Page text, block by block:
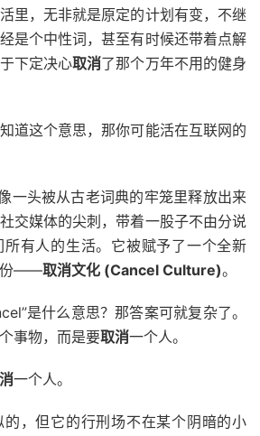
里，无非就是原定的计划有变，不继
是个中性词，甚至有时候还带着点解
下定决心取消了那个万年不用的健身
道这个意思，那你可能活在互联网的
一头被从古老词典的牢笼里释放出来
交媒体的尖刺，带着一股子不由分说
有人的生活。它被赋予了一个全新
份——取消文化 (Cancel Culture)。
是什么意思？那答案可就复杂了。
事物，而是要取消一个人。
一个人。
，但它的行刑场不在某个阴暗的小